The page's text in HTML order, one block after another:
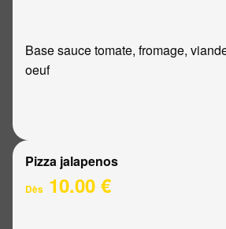
Base sauce tomate, fromage,
oeuf
Pizza jalapenos
Dès 10.00 €